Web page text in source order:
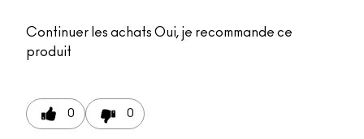
Continuer les achats Oui, je recommande ce
produit
0 0